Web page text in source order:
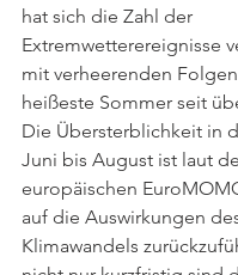
hat sich die Zahl der
Extremwetterereignisse
mit verheerenden
heißeste Sommer seit
Die Übersterblichkeit in
Juni bis August ist laut
europäischen
auf die Auswirkungen
Klimawandels